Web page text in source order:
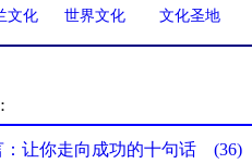
文化
世界文化 文化圣地
：让你走向成功的十句话 (36)